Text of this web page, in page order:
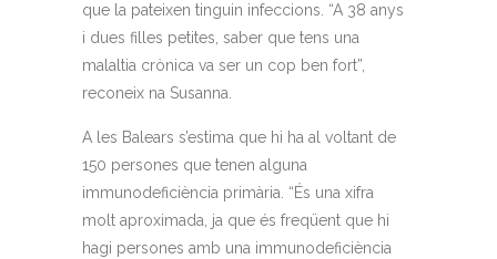
que la pateixen tinguin infeccions. “A 38 anys
i dues filles petites, saber que tens una
malaltia crònica va ser un cop ben fort”,
reconeix na Susanna.
A les Balears s’estima que hi ha al voltant de
150 persones que tenen alguna
immunodeficiència primària. “És una xifra
molt aproximada, ja que és freqüent que hi
hagi persones amb una immunodeficiència